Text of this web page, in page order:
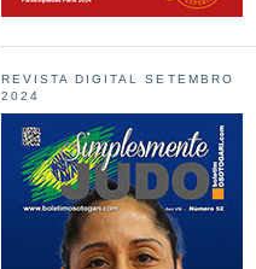
REVISTA DIGITAL SETEMBRO
2024